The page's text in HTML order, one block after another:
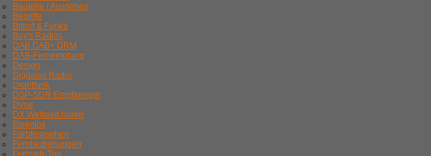
Bauteile / Aussehen
Begriffe
Bittorf & Funke
Boy's Radios
DAB DAB+ DRM
DAB-Fernempfang
Design
Digitales Radio
Drahtfunk
DSP-SDR Empfaenger
Dyne
DX Weltweit hören
Eisenlos
Farbfernsehen
Fernbedienungen
Fernseh-Ton